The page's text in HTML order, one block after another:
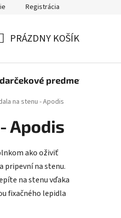
O nás
Registrácia
KOŠÍK
PRÁZDNY KOŠÍK
predmety
na stenu - Apodis
Apodis
ako oživiť
pripevní na stenu.
na stenu vďaka
fixačného lepidla